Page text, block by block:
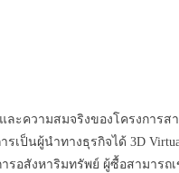
ะความสมจริงของโครงการ
นผู้นำทางธุรกิจได้ 3D
รอสังหาริมทรัพย์ ผู้ซื้อสามา